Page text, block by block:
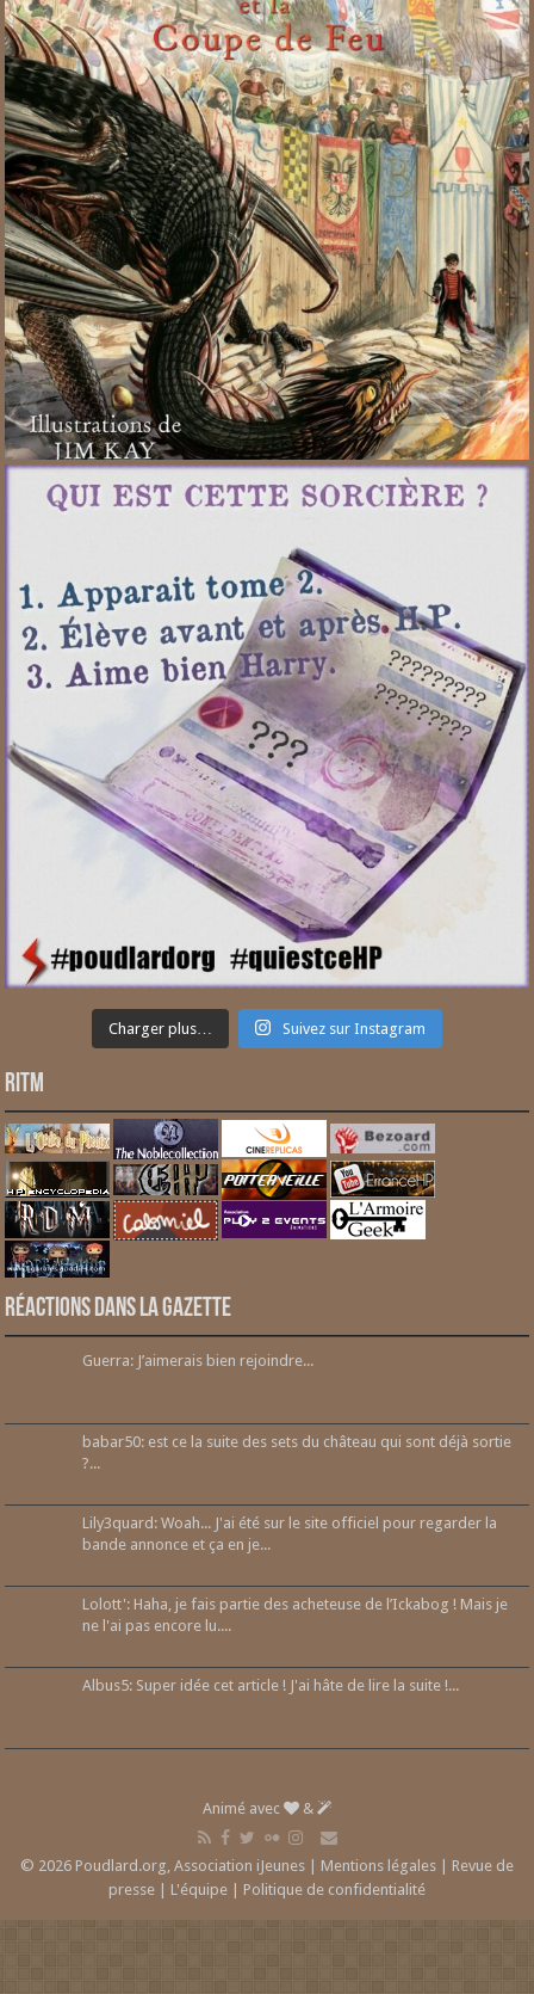
Charger plus… Suivez sur Instagram
RITM
Réactions dans la gazette
Guerra: J’aimerais bien rejoindre...
babar50: est ce la suite des sets du château qui sont déjà sortie
?...
Lily3quard: Woah... J'ai été sur le site officiel pour regarder la
bande annonce et ça en je...
Lolott': Haha, je fais partie des acheteuse de l’Ickabog ! Mais je
ne l'ai pas encore lu....
Albus5: Super idée cet article ! J'ai hâte de lire la suite !...
Animé avec &
© 2026 Poudlard.org, Association iJeunes | Mentions légales | Revue de
presse | L'équipe | Politique de confidentialité